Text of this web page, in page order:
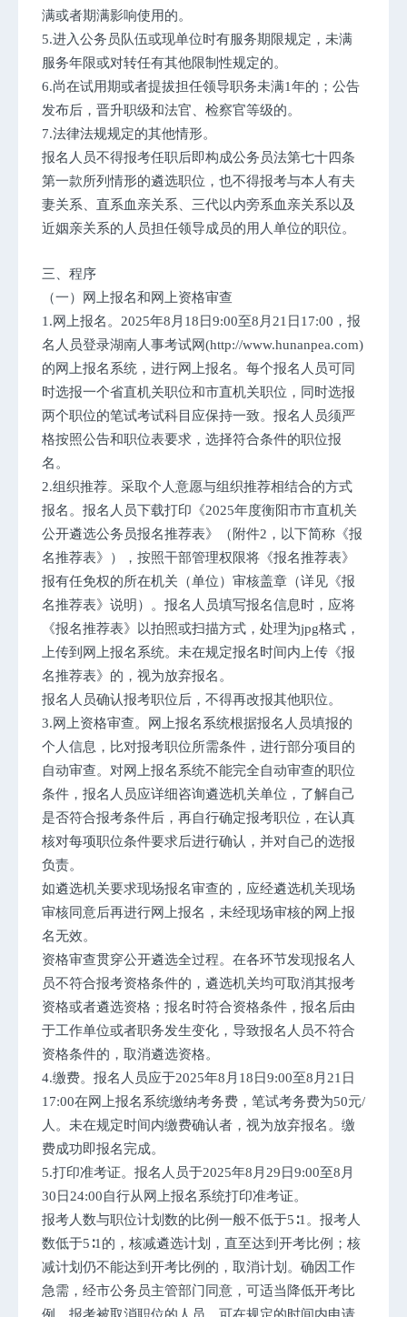
满或者期满影响使用的。
5.进入公务员队伍或现单位时有服务期限规定，未满
服务年限或对转任有其他限制性规定的。
6.尚在试用期或者提拔担任领导职务未满1年的；公告
发布后，晋升职级和法官、检察官等级的。
7.法律法规规定的其他情形。
报名人员不得报考任职后即构成公务员法第七十四条
第一款所列情形的遴选职位，也不得报考与本人有夫
妻关系、直系血亲关系、三代以内旁系血亲关系以及
近姻亲关系的人员担任领导成员的用人单位的职位。
三、程序
（一）网上报名和网上资格审查
1.网上报名。2025年8月18日9:00至8月21日17:00，报
名人员登录湖南人事考试网(http://www.hunanpea.com)
的网上报名系统，进行网上报名。每个报名人员可同
时选报一个省直机关职位和市直机关职位，同时选报
两个职位的笔试考试科目应保持一致。报名人员须严
格按照公告和职位表要求，选择符合条件的职位报
名。
2.组织推荐。采取个人意愿与组织推荐相结合的方式
报名。报名人员下载打印《2025年度衡阳市市直机关
公开遴选公务员报名推荐表》（附件2，以下简称《报
名推荐表》），按照干部管理权限将《报名推荐表》
报有任免权的所在机关（单位）审核盖章（详见《报
名推荐表》说明）。报名人员填写报名信息时，应将
《报名推荐表》以拍照或扫描方式，处理为jpg格式，
上传到网上报名系统。未在规定报名时间内上传《报
名推荐表》的，视为放弃报名。
报名人员确认报考职位后，不得再改报其他职位。
3.网上资格审查。网上报名系统根据报名人员填报的
个人信息，比对报考职位所需条件，进行部分项目的
自动审查。对网上报名系统不能完全自动审查的职位
条件，报名人员应详细咨询遴选机关单位，了解自己
是否符合报考条件后，再自行确定报考职位，在认真
核对每项职位条件要求后进行确认，并对自己的选报
负责。
如遴选机关要求现场报名审查的，应经遴选机关现场
审核同意后再进行网上报名，未经现场审核的网上报
名无效。
资格审查贯穿公开遴选全过程。在各环节发现报名人
员不符合报考资格条件的，遴选机关均可取消其报考
资格或者遴选资格；报名时符合资格条件，报名后由
于工作单位或者职务发生变化，导致报名人员不符合
资格条件的，取消遴选资格。
4.缴费。报名人员应于2025年8月18日9:00至8月21日
17:00在网上报名系统缴纳考务费，笔试考务费为50元/
人。未在规定时间内缴费确认者，视为放弃报名。缴
费成功即报名完成。
5.打印准考证。报名人员于2025年8月29日9:00至8月
30日24:00自行从网上报名系统打印准考证。
报考人数与职位计划数的比例一般不低于5∶1。报考人
数低于5∶1的，核减遴选计划，直至达到开考比例；核
减计划仍不能达到开考比例的，取消计划。确因工作
急需，经市公务员主管部门同意，可适当降低开考比
例。报考被取消职位的人员，可在规定的时间内申请